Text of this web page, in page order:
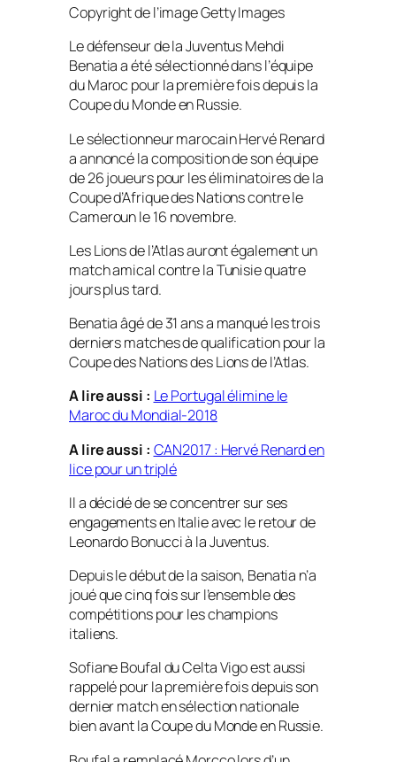
Copyright de l’imageGetty Images
Le défenseur de la Juventus Mehdi
Benatia a été sélectionné dans l’équipe
du Maroc pour la première fois depuis la
Coupe du Monde en Russie.
Le sélectionneur marocain Hervé Renard
a annoncé la composition de son équipe
de 26 joueurs pour les éliminatoires de la
Coupe d’Afrique des Nations contre le
Cameroun le 16 novembre.
Les Lions de l’Atlas auront également un
match amical contre la Tunisie quatre
jours plus tard.
Benatia âgé de 31 ans a manqué les trois
derniers matches de qualification pour la
Coupe des Nations des Lions de l’Atlas.
A lire aussi : Le Portugal élimine le
Maroc du Mondial-2018
A lire aussi : CAN2017 : Hervé Renard en
lice pour un triplé
Il a décidé de se concentrer sur ses
engagements en Italie avec le retour de
Leonardo Bonucci à la Juventus.
Depuis le début de la saison, Benatia n’a
joué que cinq fois sur l’ensemble des
compétitions pour les champions
italiens.
Sofiane Boufal du Celta Vigo est aussi
rappelé pour la première fois depuis son
dernier match en sélection nationale
bien avant la Coupe du Monde en Russie.